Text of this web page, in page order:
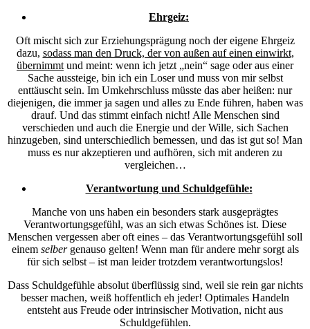
Ehrgeiz:
Oft mischt sich zur Erziehungsprägung noch der eigene Ehrgeiz
dazu, sodass man den Druck, der von außen auf einen einwirkt,
übernimmt und meint: wenn ich jetzt „nein“ sage oder aus einer
Sache aussteige, bin ich ein Loser und muss von mir selbst
enttäuscht sein. Im Umkehrschluss müsste das aber heißen: nur
diejenigen, die immer ja sagen und alles zu Ende führen, haben was
drauf. Und das stimmt einfach nicht! Alle Menschen sind
verschieden und auch die Energie und der Wille, sich Sachen
hinzugeben, sind unterschiedlich bemessen, und das ist gut so! Man
muss es nur akzeptieren und aufhören, sich mit anderen zu
vergleichen…
Verantwortung und Schuldgefühle:
Manche von uns haben ein besonders stark ausgeprägtes
Verantwortungsgefühl, was an sich etwas Schönes ist. Diese
Menschen vergessen aber oft eines – das Verantwortungsgefühl soll
einem selbergenauso gelten! Wenn man für andere mehr sorgt als
für sich selbst – ist man leider trotzdem verantwortungslos!
Dass Schuldgefühle absolut überflüssig sind, weil sie rein gar nichts
besser machen, weiß hoffentlich eh jeder! Optimales Handeln
entsteht aus Freude oder intrinsischer Motivation, nicht aus
Schuldgefühlen.